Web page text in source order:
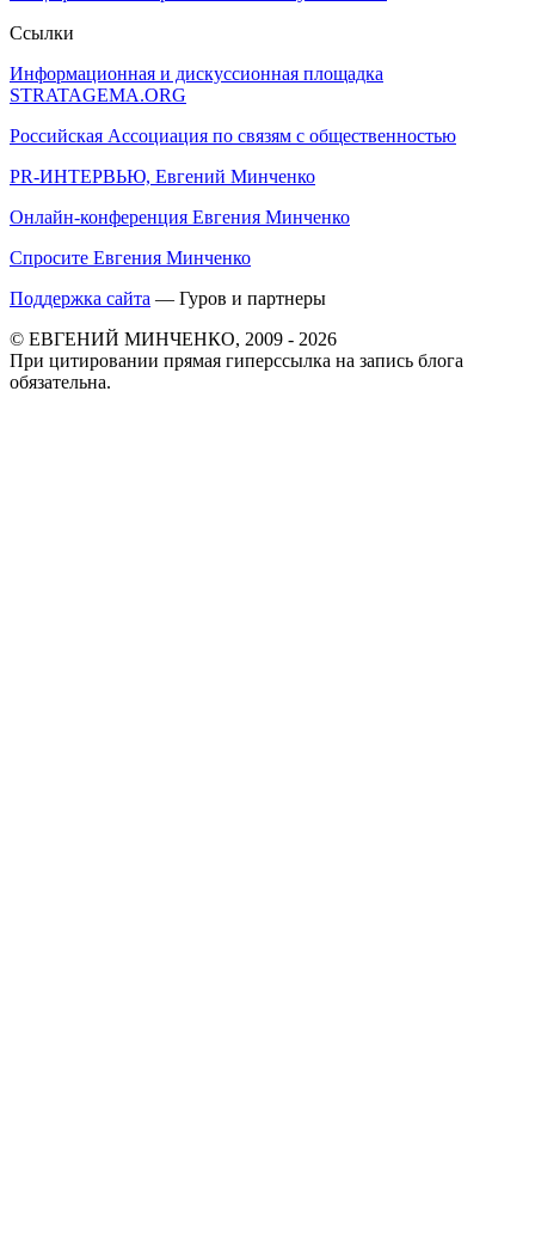
Ссылки
Информационная и дискуссионная площадка
STRATAGEMA.ORG
Российская Ассоциация по связям с общественностью
PR-ИНТЕРВЬЮ, Евгений Минченко
Онлайн-конференция Евгения Минченко
Спросите Евгения Минченко
Поддержка сайта — Гуров и партнеры
© ЕВГЕНИЙ МИНЧЕНКО, 2009 - 2026
При цитировании прямая гиперссылка на запись блога
обязательна.